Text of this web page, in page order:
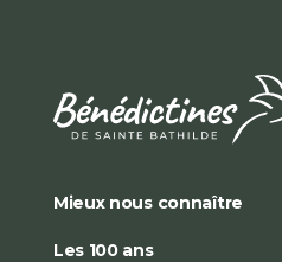
Mieux nous connaître
Les 100 ans